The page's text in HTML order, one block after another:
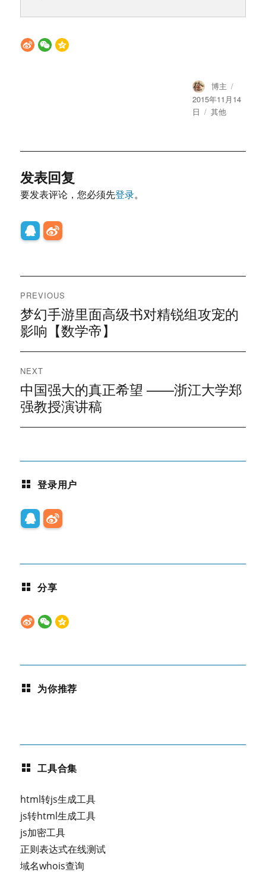
Author
博主
on
2015年11月14
日
Categories
其他
发表回复
要发表评论，您必须先登录。
文
章
导
航
PREVIOUS
Previous
post:
梦幻手游里面高级书对精锐组攻宠的
影响【数学帝】
NEXT
Next
post:
中国强大的真正希望 ——浙江大学郑
强教授演讲稿
登录用户
分享
为你推荐
工具合集
html转js生成工具
js转html生成工具
js加密工具
正则表达式在线测试
域名whois查询